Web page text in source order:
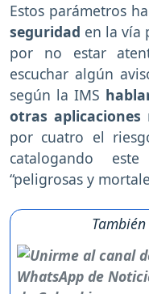
Estos parámetros
seguridad en la vía
por no estar
escuchar algún
según la IMS
otras aplicaciones
por cuatro el
catalogando
“peligrosas y